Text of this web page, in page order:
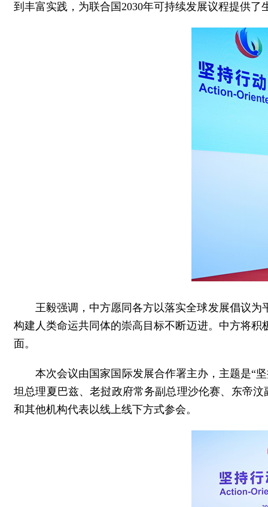
到丰富实践，为联合国2030年可持续发展议程提供
王毅强调，中方愿同各方以落实全球发展倡议
构建人类命运共同体的崇高目标不断迈进。中方将
面。
本次会议由国家国际发展合作署主办，主题是“
坦总理夏巴兹、老挝政府常务副总理沙伦赛、东帝
和其他机构代表以线上线下方式参会。